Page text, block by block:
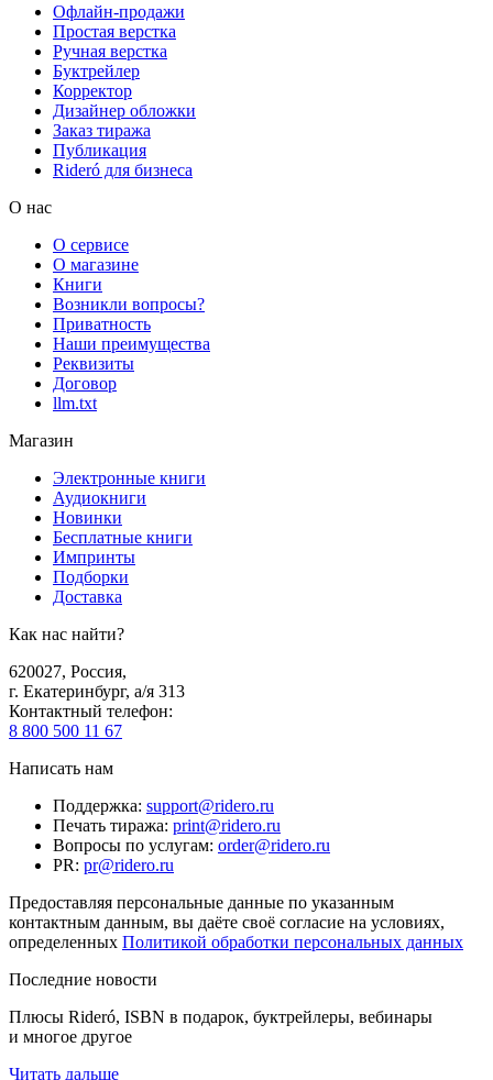
Офлайн-продажи
Простая верстка
Ручная верстка
Буктрейлер
Корректор
Дизайнер обложки
Заказ тиража
Публикация
Rideró для бизнеса
О нас
О сервисе
О магазине
Книги
Возникли вопросы?
Приватность
Наши преимущества
Реквизиты
Договор
llm.txt
Магазин
Электронные книги
Аудиокниги
Новинки
Бесплатные книги
Импринты
Подборки
Доставка
Как нас найти?
620027, Россия,
г. Екатеринбург, а/я 313
Контактный телефон:
8 800 500 11 67
Написать нам
Поддержка: support@ridero.ru
Печать тиража: print@ridero.ru
Вопросы по услугам: order@ridero.ru
PR: pr@ridero.ru
Предоставляя персональные данные по указанным
контактным данным, вы даёте своё согласие на условиях,
определенных Политикой обработки персональных данных
Последние новости
Плюсы Rideró, ISBN в подарок, буктрейлеры, вебинары
и многое другое
Читать дальше